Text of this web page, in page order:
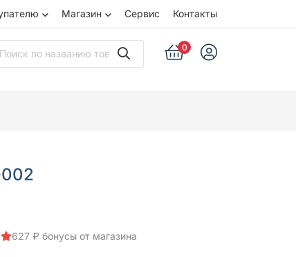
Магазин Сервис Контакты
0
627 ₽ бонусы от магазина